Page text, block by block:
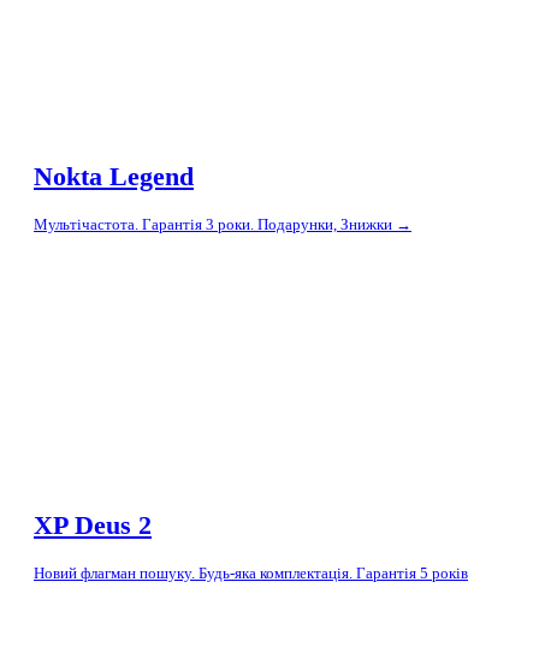
Nokta Legend
Мультічастота. Гарантія 3 роки. Подарунки, Знижки →
XP Deus 2
Новий флагман пошуку. Будь-яка комплектація. Гарантія 5 років